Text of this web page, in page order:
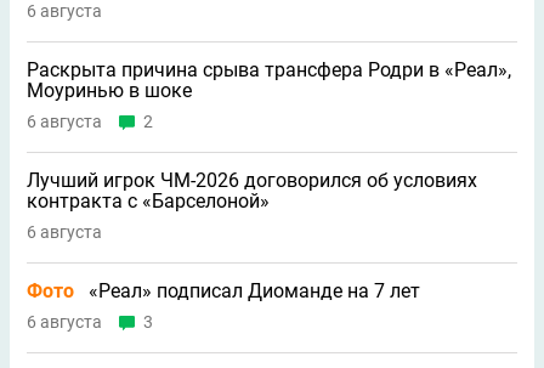
6 августа
Раскрыта причина срыва трансфера Родри в «Реал»,
Моуринью в шоке
6 августа 2
Лучший игрок ЧМ-2026 договорился об условиях
контракта с «Барселоной»
6 августа
Фото «Реал» подписал Диоманде на 7 лет
6 августа 3